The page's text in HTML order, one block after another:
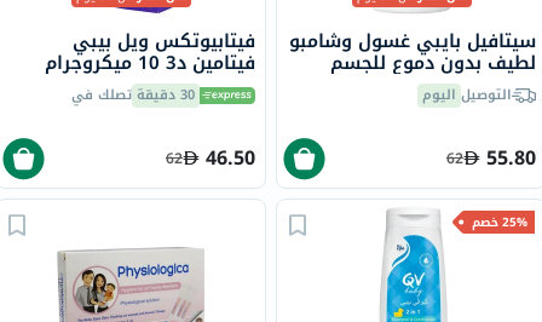
سيتافيل بايبي غسول وشامبو
لطيف بدون دموع للجسم
والشعر الحساس بدون رائحة
300 ملالتوصيل اليوم
55.80
62
فيتابيوتكس ويل بيبي
فيتامين د3 10 ميكروجرام
قطرات للأطفال من الولادة
إلى 4 سنوات 30 مل 30 دقيقة تصلك في
46.50
62
25% خصم